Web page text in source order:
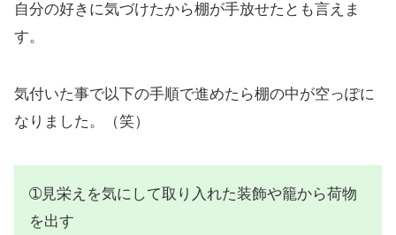
自分の好きに気づけたから棚が手放せたとも言えま
す。
気付いた事で以下の手順で進めたら棚の中が空っぽに
なりました。（笑）
➀見栄えを気にして取り入れた装飾や籠から荷物
を出す